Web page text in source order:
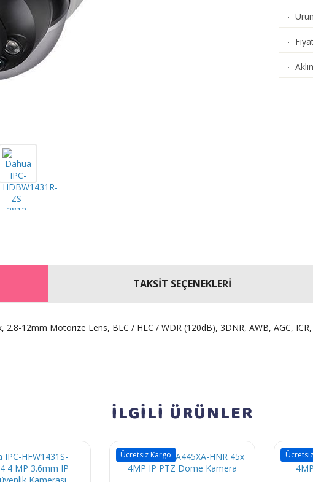
·
·
·
TAKSİT SEÇENEKLERİ
12mm Motorize Lens, BLC / HLC / WDR (120dB), 3DNR, AWB, AGC,
İLGİLİ ÜRÜNLER
Ücretsiz Kargo